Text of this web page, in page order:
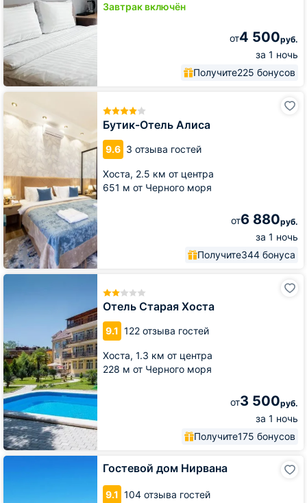
Завтрак включён
от4 500руб.
за 1 ночь
Получите225 бонусов
Бутик-Отель Алиса
9.6 3 отзыва гостей
Хоста, 2.5 км от центра
651 м от Черного моря
от6 880руб.
за 1 ночь
Получите344 бонуса
Бутик-
Отель
Алиса
Отель Старая Хоста
9.1 122 отзыва гостей
Хоста, 1.3 км от центра
228 м от Черного моря
от3 500руб.
за 1 ночь
Получите175 бонусов
Отель
Гостевой дом Нирвана
9.1 104 отзыва гостей
Гостевой